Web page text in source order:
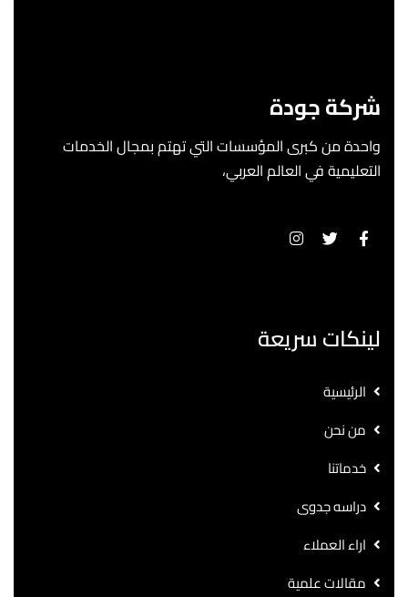
شركة جودة
واحدة من كبرى المؤسسات التي تهتم بمجال الخدمات
التعليمية في العالم العربي،
لينكات سريعة
الرئيسية
من نحن
خدماتنا
دراسه جدوى
اراء العملاء
مقالات علمية